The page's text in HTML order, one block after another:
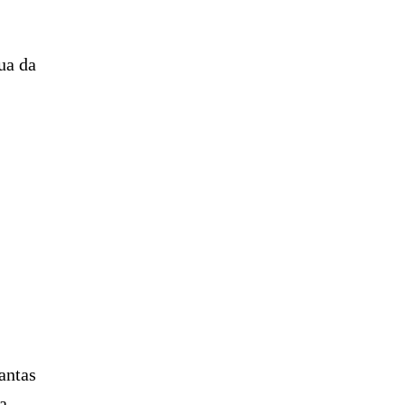
da